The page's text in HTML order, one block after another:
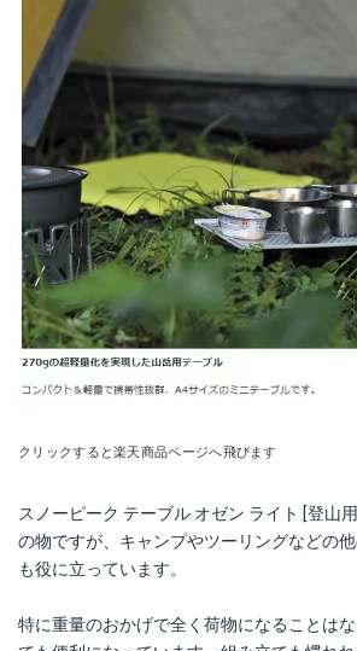
クリックすると楽天商品ページへ飛びます
スノーピーク テーブル オゼン ライト [登山
の物ですが、キャンプやツーリングなどの
も役に立っています。
特に重量のおかげで全く荷物になることは